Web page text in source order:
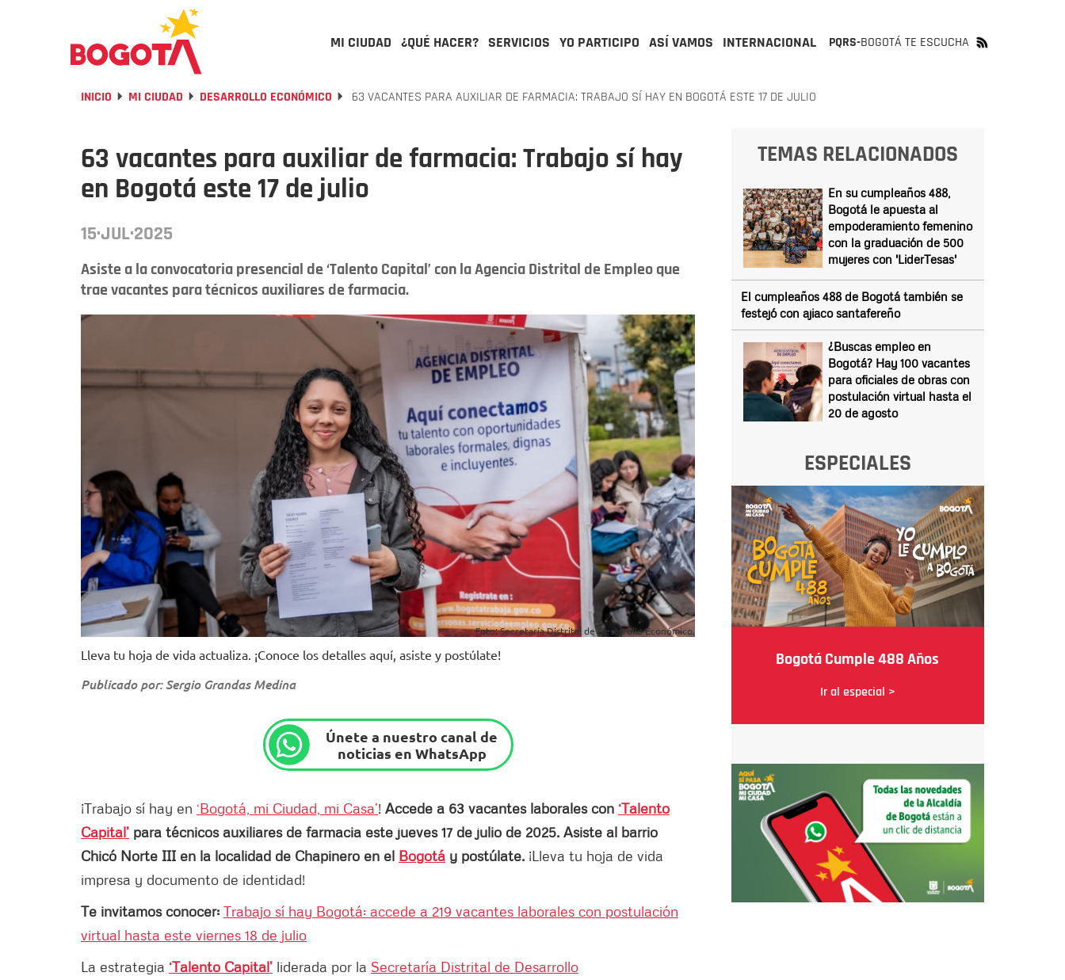
MI CIUDAD ¿QUÉ HACER? SERVICIOS YO PARTICIPO ASÍ VAMOS INTERNACIONAL PQRS-BOGOTÁ TE ESCUCHA
INICIO MI CIUDAD DESARROLLO ECONÓMICO 63 VACANTES PARA AUXILIAR DE FARMACIA: TRABAJO SÍ HAY EN BOGOTÁ ESTE 17 DE JULIO
63 vacantes para auxiliar de farmacia: Trabajo sí hay
en Bogotá este 17 de julio
15·JUL·2025
Asiste a la convocatoria presencial de ‘Talento Capital’ con la Agencia Distrital de Empleo que
trae vacantes para técnicos auxiliares de farmacia.
Foto: Secretaría Distrital de Desarrollo Económico.
Lleva tu hoja de vida actualiza. ¡Conoce los detalles aquí, asiste y postúlate!
Publicado por: Sergio Grandas Medina
Únete a nuestro canal de
noticias en WhatsApp
¡Trabajo sí hay en ‘Bogotá, mi Ciudad, mi Casa’! Accede a 63 vacantes laborales con ‘Talento
Capital’ para técnicos auxiliares de farmacia este jueves 17 de julio de 2025. Asiste al barrio
Chicó Norte III en la localidad de Chapinero en el Bogotá y postúlate. ¡Lleva tu hoja de vida
impresa y documento de identidad!
Te invitamos conocer: Trabajo sí hay Bogotá: accede a 219 vacantes laborales con postulación
virtual hasta este viernes 18 de julio
La estrategia ‘Talento Capital’ liderada por la Secretaría Distrital de Desarrollo
TEMAS RELACIONADOS
En su cumpleaños 488,
Bogotá le apuesta al
empoderamiento femenino
con la graduación de 500
mujeres con 'LiderTesas'
El cumpleaños 488 de Bogotá también se
festejó con ajiaco santafereño
¿Buscas empleo en
Bogotá? Hay 100 vacantes
para oficiales de obras con
postulación virtual hasta el
20 de agosto
ESPECIALES
Bogotá Cumple 488 Años
Ir al especial >